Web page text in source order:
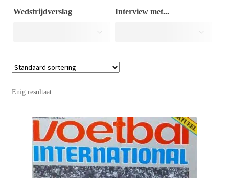
Wedstrijdverslag Interview met...
Enig resultaat